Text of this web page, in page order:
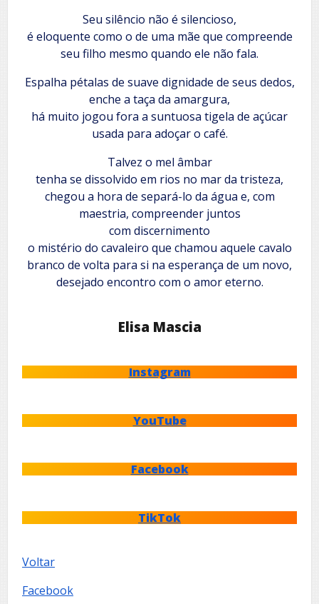
Seu silêncio não é silencioso,
é eloquente como o de uma mãe que compreende
seu filho mesmo quando ele não fala.
Espalha pétalas de suave dignidade de seus dedos,
enche a taça da amargura,
há muito jogou fora a suntuosa tigela de açúcar
usada para adoçar o café.
Talvez o mel âmbar
tenha se dissolvido em rios no mar da tristeza,
chegou a hora de separá-lo da água e, com
maestria, compreender juntos
com discernimento
o mistério do cavaleiro que chamou aquele cavalo
branco de volta para si na esperança de um novo,
desejado encontro com o amor eterno.
Elisa Mascia
Instagram
YouTube
Facebook
TikTok
Voltar
Facebook